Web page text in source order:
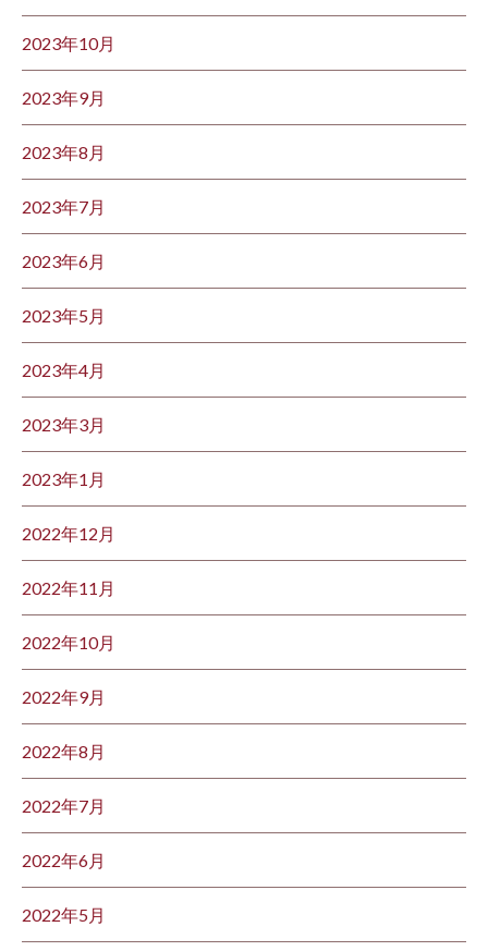
2023年10月
2023年9月
2023年8月
2023年7月
2023年6月
2023年5月
2023年4月
2023年3月
2023年1月
2022年12月
2022年11月
2022年10月
2022年9月
2022年8月
2022年7月
2022年6月
2022年5月